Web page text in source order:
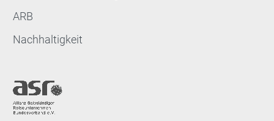
ARB
Nachhaltigkeit